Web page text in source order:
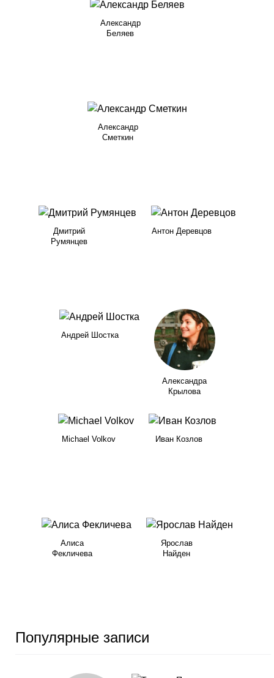
Александр
Беляев
Александр
Сметкин
Дмитрий
Румянцев
Антон Деревцов
Андрей Шостка
Александра
Крылова
Michael Volkov Иван Козлов
Алиса
Фекличева
Ярослав
Найден
Популярные записи